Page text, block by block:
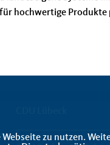
hochwertige Produkte
zu nutzen.